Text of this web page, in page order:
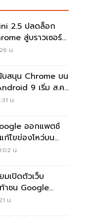
2.5 ปลดล็อก
สู่บราวเซอร์
น.
สนุน Chrome บน
9 เริ่ม ส.ค.
น.
ออกแพตช์
ไขข่องโหว่บน
น.
มเปิดตัวเว็บ
าชน Google
น.